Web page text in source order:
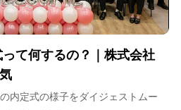
って何するの？｜株式会社
内定式の様子をダイジェストムー